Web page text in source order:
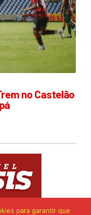
no Castelão
para garantir que